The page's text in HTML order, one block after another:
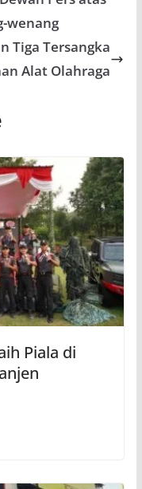
wenang
Tiga Tersangka
Alat Olahraga
Piala di